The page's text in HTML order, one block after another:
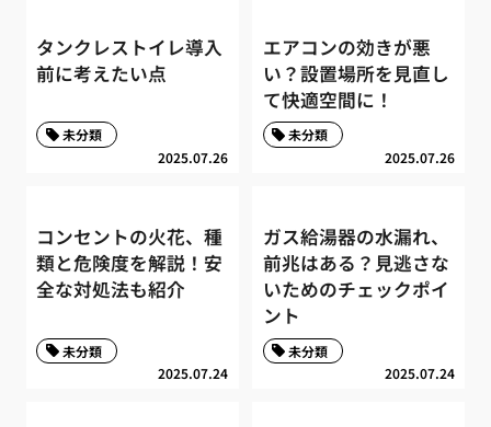
タンクレストイレ導入
前に考えたい点
2025.07.26
未分類
エアコンの効きが悪
い？設置場所を見直し
て快適空間に！
2025.07.26
未分類
コンセントの火花、種
類と危険度を解説！安
全な対処法も紹介
2025.07.24
未分類
ガス給湯器の水漏れ、
前兆はある？見逃さな
いためのチェックポイ
ント
2025.07.24
未分類